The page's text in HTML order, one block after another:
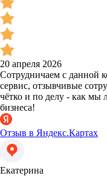
20 апреля 2026
Сотрудничаем с данной
сервис, отзывчивые
чётко и по делу - как мы
бизнеса!
Отзыв в Яндекс.Картах
Екатерина